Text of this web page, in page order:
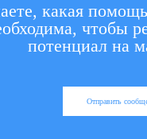
какая
чтобы
потенциал на
Отправить